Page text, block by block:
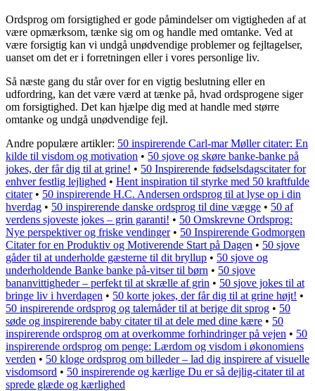
Ordsprog om forsigtighed er gode påmindelser om vigtigheden af at
være opmærksom, tænke sig om og handle med omtanke. Ved at
være forsigtig kan vi undgå unødvendige problemer og fejltagelser,
uanset om det er i forretningen eller i vores personlige liv.
Så næste gang du står over for en vigtig beslutning eller en
udfordring, kan det være værd at tænke på, hvad ordsprogene siger
om forsigtighed. Det kan hjælpe dig med at handle med større
omtanke og undgå unødvendige fejl.
Andre populære artikler: 50 inspirerende Carl-mar Møller citater: En
kilde til visdom og motivation • 50 sjove og skøre banke-banke på
jokes, der får dig til at grine! • 50 Inspirerende fødselsdagscitater for
enhver festlig lejlighed • Hent inspiration til styrke med 50 kraftfulde
citater• 50 inspirerende H.C. Andersen ordsprog til at lyse op i din
hverdag • 50 inspirerende danske ordsprog til dine vægge • 50 af
verdens sjoveste jokes – grin garanti! • 50 Omskrevne Ordsprog:
Nye perspektiver og friske vendinger• 50 Inspirerende Godmorgen
Citater for en Produktiv og Motiverende Start på Dagen • 50 sjove
gåder til at underholde gæsterne til dit bryllup • 50 sjove og
underholdende Banke banke på-vitser til børn • 50 sjove
bananvittigheder – perfekt til at skrælle af grin • 50 sjove jokes til at
bringe liv i hverdagen • 50 korte jokes, der får dig til at grine højt! •
50 inspirerende ordsprog og talemåder til at berige dit sprog • 50
søde og inspirerende baby citater til at dele med dine kære • 50
inspirerende ordsprog om at overkomme forhindringer på vejen • 50
inspirerende ordsprog om penge: Lærdom og visdom i økonomiens
verden • 50 kloge ordsprog om billeder – lad dig inspirere af visuelle
visdomsord • 50 inspirerende og kærlige Du er så dejlig-citater til at
sprede glæde og kærlighed